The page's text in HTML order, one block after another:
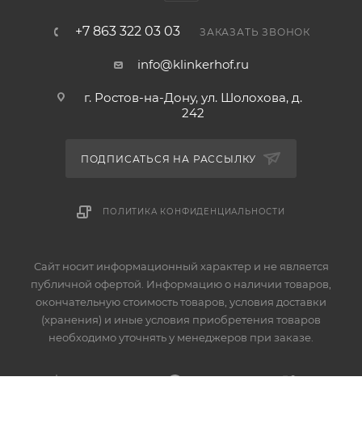
+7 863 322 03 03 ЗАКАЗАТЬ ЗВОНОК
info@klinkerhof.ru
г. Ростов-на-Дону, ул. Шолохова, д.
242
ПОДПИСАТЬСЯ НА РАССЫЛКУ
ПОЛИТИКА КОНФИДЕНЦИАЛЬНОСТИ
Сайт носит информационный характер и не является
публичной офертой. Информацию о наличии товаров,
окончательную стоимость товаров, условия доставки
(хранения) и иные условия приобретения товаров
необходимо уточнять у менеджеров при заказе.